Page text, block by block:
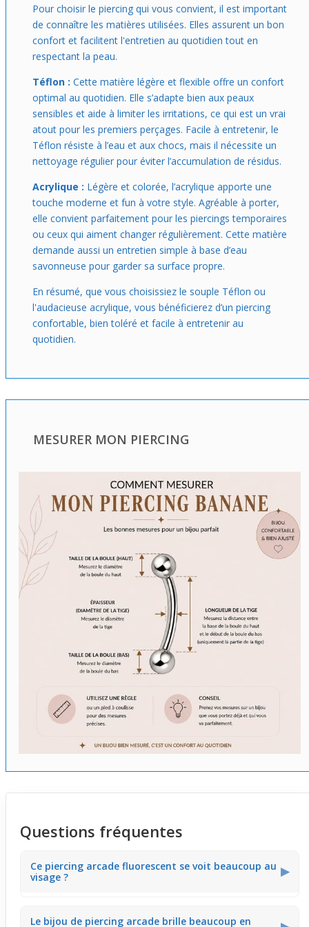
Pour choisir le piercing qui vous convient, il est important
de connaître les matières utilisées. Elles assurent un bon
confort et facilitent l'entretien au quotidien tout en
respectant la peau.
Téflon : Cette matière légère et flexible offre un confort
optimal au quotidien. Elle s’adapte bien aux peaux
sensibles et aide à limiter les irritations, ce qui est un vrai
atout pour les premiers perçages. Facile à entretenir, le
Téflon résiste à l’eau et aux chocs, mais il nécessite un
nettoyage régulier pour éviter l’accumulation de résidus.
Acrylique : Légère et colorée, l’acrylique apporte une
touche moderne et fun à votre style. Agréable à porter,
elle convient parfaitement pour les piercings temporaires
ou ceux qui aiment changer régulièrement. Cette matière
demande aussi un entretien simple à base d’eau
savonneuse pour garder sa surface propre.
En résumé, que vous choisissiez le souple Téflon ou
l'audacieuse acrylique, vous bénéficierez d’un piercing
confortable, bien toléré et facile à entretenir au
quotidien.
MESURER MON PIERCING
Questions fréquentes
Ce piercing arcade fluorescent se voit beaucoup au
visage ?
▶
reste discret de face. Seules les boules fluorescentes
Le bijou de piercing arcade brille beaucoup en